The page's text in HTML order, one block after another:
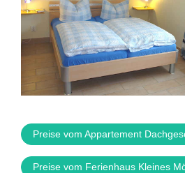
Preise vom Appartement
Preise vom Ferienhaus Kleines